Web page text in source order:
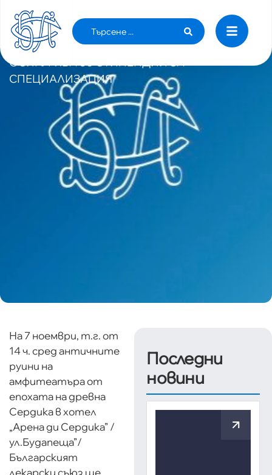
ПОВЕЧЕТО МЛАДИ ЛЕКАРИ НАПУСКАТ
БЪЛГАРИЯ – БЪЛГАРСКИ ЛЕКАРСКИ СЪЮЗ
ОСИГУРЯВА 56 СТИПЕНДИИ ЗА
СПЕЦИАЛИЗАЦИЯ
На 7 ноември, т.г. от
14 ч. сред античните
руини на
амфитеатъра от
епохата на древна
Сердика в хотел
„Арена ди Сердика” /
ул.Будапеща”/
Българският
лекарски съюз ще
Последни
новини